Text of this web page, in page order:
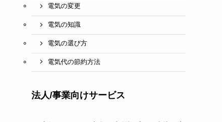
電気の変更
電気の知識
電気の選び方
電気代の節約方法
法人/事業向けサービス